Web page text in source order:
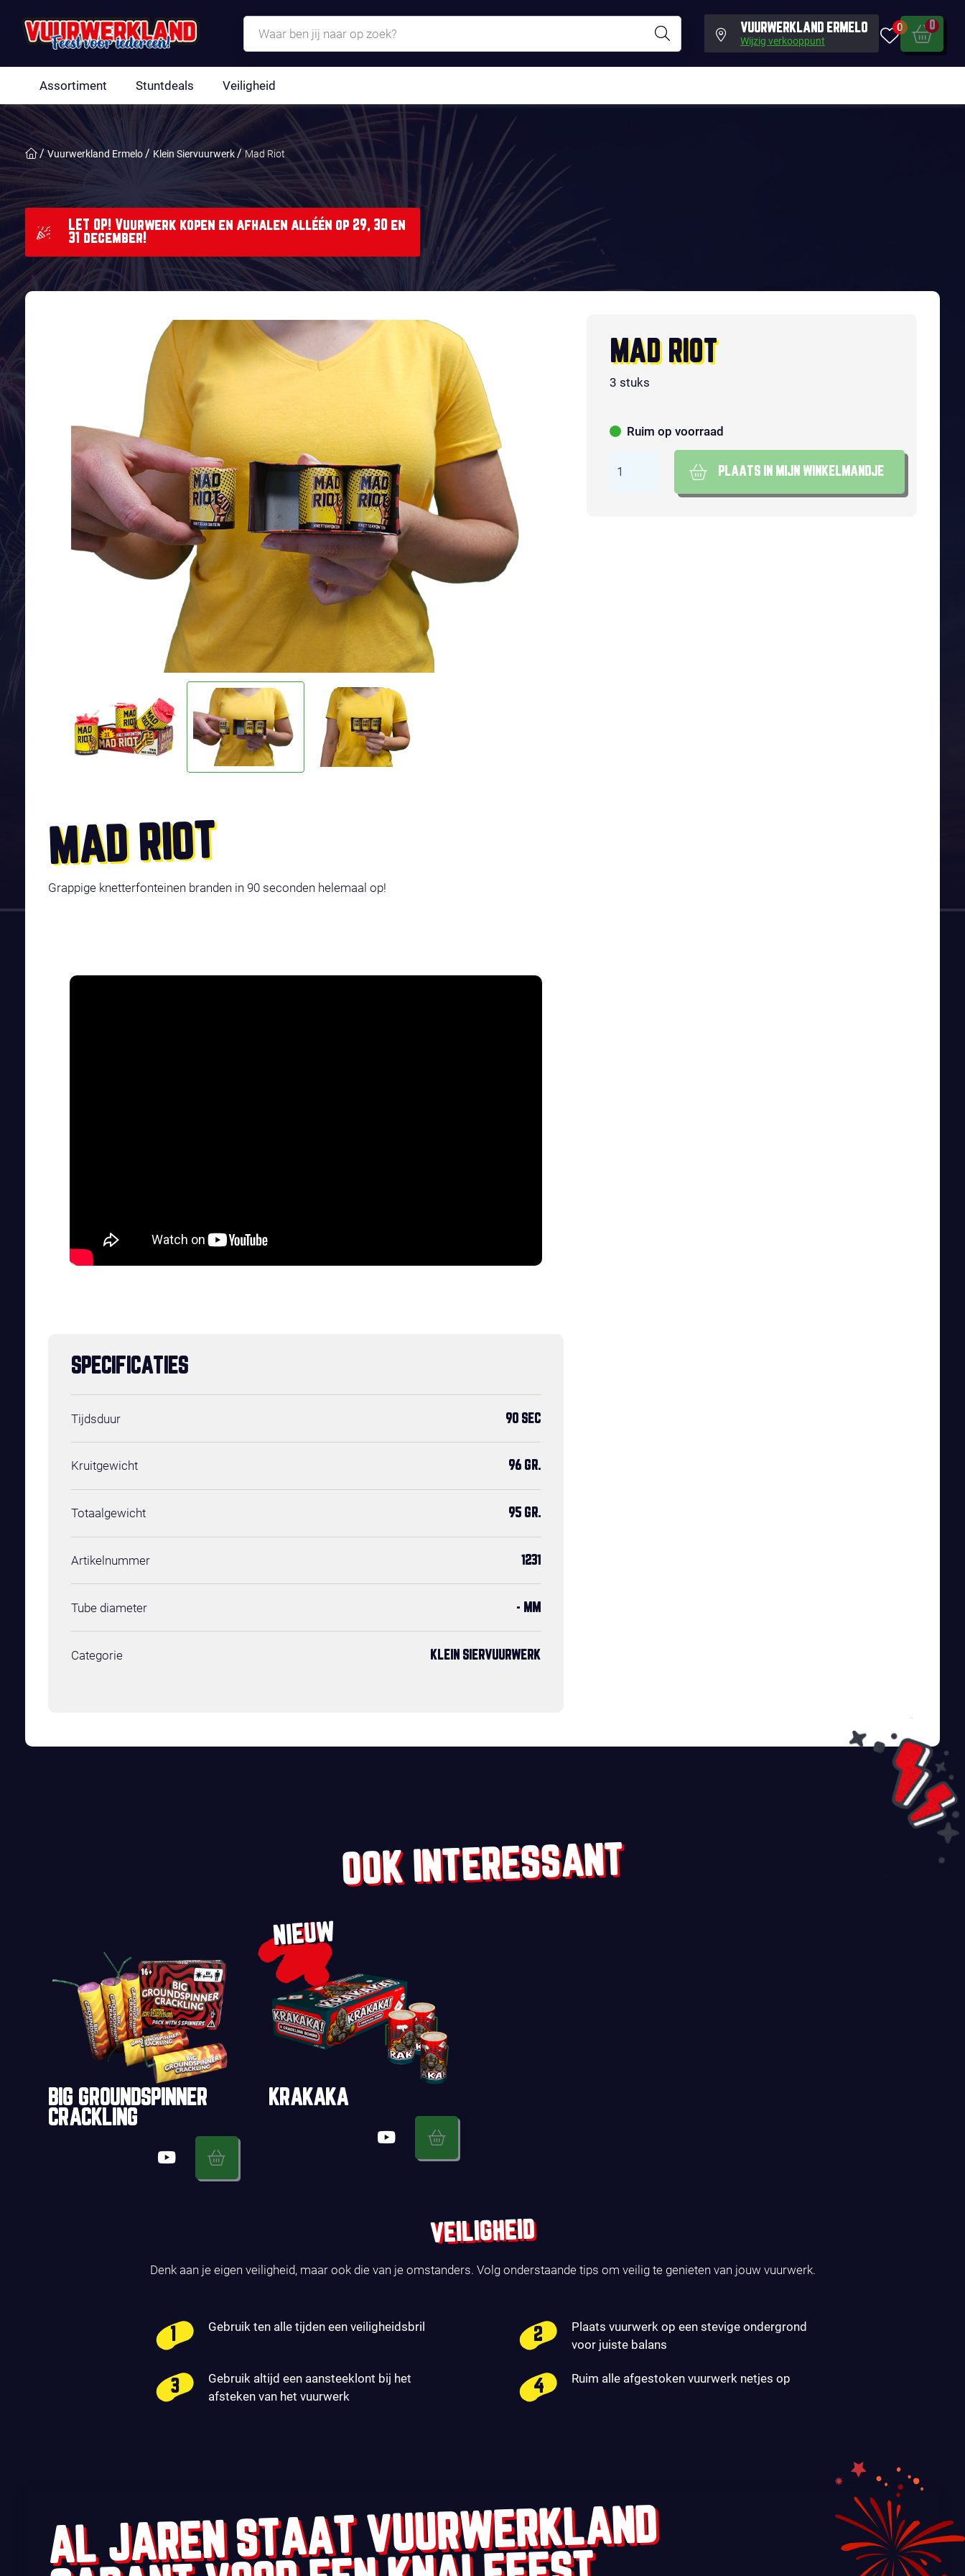
VUURWERKLAND ERMELO
Wijzig verkooppunt
0 0
Assortiment Stuntdeals Veiligheid
Vuurwerkland Ermelo Klein Siervuurwerk Mad Riot
LET OP! Vuurwerk kopen en afhalen alléén op 29, 30 en
31 december!
MAD RIOT
Grappige knetterfonteinen branden in 90 seconden helemaal op!
MAD RIOT
3 stuks
Ruim op voorraad
PLAATS IN MIJN WINKELMANDJE
SPECIFICATIES
Tijdsduur 90 SEC
Kruitgewicht 96 GR.
Totaalgewicht 95 GR.
Artikelnummer 1231
Tube diameter - MM
Categorie KLEIN SIERVUURWERK
OOK INTERESSANT
BIG GROUNDSPINNER
CRACKLING
NIEUW
KRAKAKA
VEILIGHEID
Denk aan je eigen veiligheid, maar ook die van je omstanders. Volg onderstaande tips om veilig te genieten van jouw vuurwerk.
Gebruik ten alle tijden een veiligheidsbril
Plaats vuurwerk op een stevige ondergrond
voor juiste balans
Gebruik altijd een aansteeklont bij het
afsteken van het vuurwerk
Ruim alle afgestoken vuurwerk netjes op
AL JAREN STAAT VUURWERKLAND